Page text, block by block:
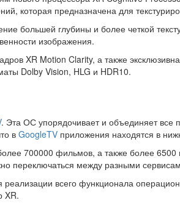
которая предназначена для
большей глубины и более четкой
изображения.
XR Motion Clarity, а также
Dolby Vision, HLG и HDR10.
. Эта ОС упорядочивает и объединяет все
в GoogleTV приложения находятся в
700000 фильмов, а также более
переключаться между разными
всего функционала
XR.